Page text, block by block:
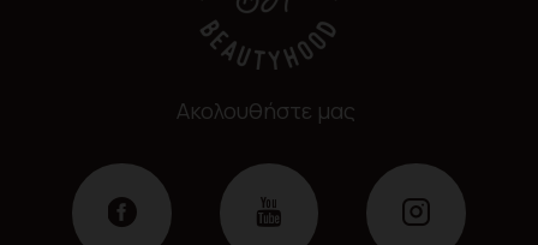
Ακολουθήστε μας